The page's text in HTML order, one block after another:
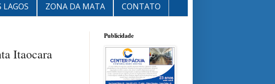
LAGOS ZONA DA MATA CONTATO
Itaocara
Publicidade